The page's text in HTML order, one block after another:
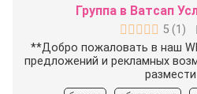
Группа в Ватсап
5 (1 )
**Добро пожаловать в наш
предложений и рекламных